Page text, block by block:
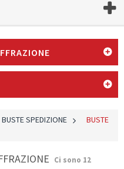
BUSTE SPEDIZIONE >
BUSTE
Ci sono 12